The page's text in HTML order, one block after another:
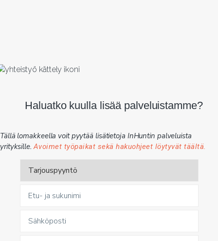
8228 taiharri.knaapi@inhunt.fi
Talousjohtajan rooli ei ole vain tehtävä – se on
Haluatko kuulla lisää palveluistamme?
Tällä lomakkeella voit pyytää lisätietoja InHuntin palveluista
yrityksille.Avoimet työpaikat sekä hakuohjeet löytyvät täältä.